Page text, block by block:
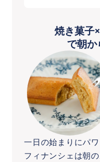
焼き菓子
で朝
一日の始まりにパ
フィナンシェは朝